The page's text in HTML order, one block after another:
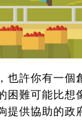
也許你有一
困難可能比
提供協助的政